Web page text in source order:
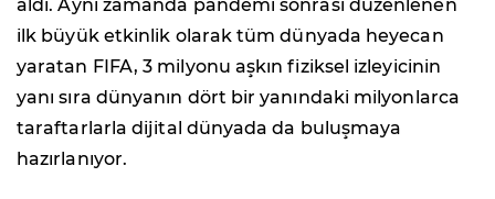
aldı. Aynı zamanda pandemi sonrası düzenlenen
ilk büyük etkinlik olarak tüm dünyada heyecan
yaratan FIFA, 3 milyonu aşkın fiziksel izleyicinin
yanı sıra dünyanın dört bir yanındaki milyonlarca
taraftarlarla dijital dünyada da buluşmaya
hazırlanıyor.